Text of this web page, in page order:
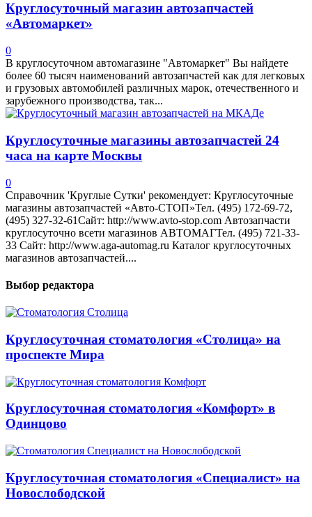
Круглосуточный магазин автозапчастей
«Автомаркет»
0
В круглосуточном автомагазине "Автомаркет" Вы найдете
более 60 тысяч наименований автозапчастей как для легковых
и грузовых автомобилей различных марок, отечественного и
зарубежного производства, так...
Круглосуточные магазины автозапчастей 24
часа на карте Москвы
0
Справочник 'Круглые Сутки' рекомендует: Круглосуточные
магазины автозапчастей «Авто-СТОП»Тел. (495) 172-69-72,
(495) 327-32-61Сайт: http://www.avto-stop.com Автозапчасти
круглосуточно всети магазинов АВТОМАГТел. (495) 721-33-
33 Сайт: http://www.aga-automag.ru Каталог круглосуточных
магазинов автозапчастей....
Выбор редактора
Круглосуточная стоматология «Столица» на
проспекте Мира
Круглосуточная стоматология «Комфорт» в
Одинцово
Круглосуточная стоматология «Специалист» на
Новослободской